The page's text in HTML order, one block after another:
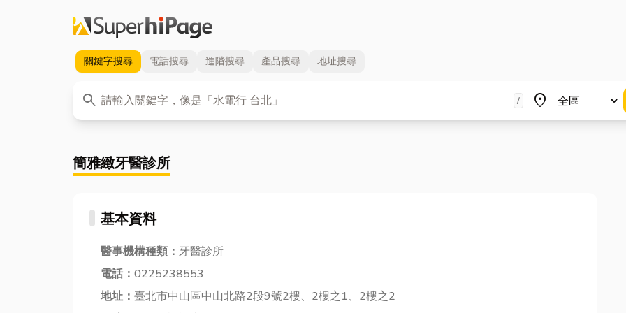
關鍵字搜尋 電話搜尋 進階搜尋 產品搜尋 地址搜尋
search
關鍵字 / place
地區
簡雅緻牙醫診所
基本資料
醫事機構種類： 牙醫診所
電話： 0225238553
地址： 臺北市中山區中山北路2段9號2樓、2樓之1、2樓之2